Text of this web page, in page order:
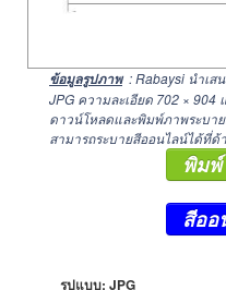
ข้อมูลรูปภาพ : Rabaysi นำเ
JPG ความละเอียด 702 × 904
ดาวน์โหลดและพิมพ์ภาพระบา
สามารถระบายสีออนไลน์ได้ที่
พิมพ์
สีออ
รูปแบบ: JPG